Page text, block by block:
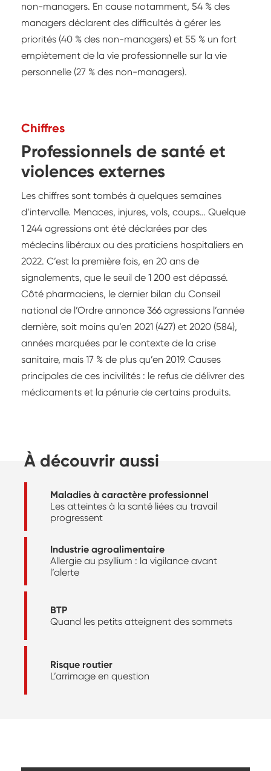
non-managers. En cause notamment, 54 % des
managers déclarent des difficultés à gérer les
priorités (40 % des non-managers) et 55 % un fort
empiètement de la vie professionnelle sur la vie
personnelle (27 % des non-managers).
Chiffres
Professionnels de santé et
violences externes
Les chiffres sont tombés à quelques semaines
d’intervalle. Menaces, injures, vols, coups… Quelque
1 244 agressions ont été déclarées par des
médecins libéraux ou des praticiens hospitaliers en
2022. C’est la première fois, en 20 ans de
signalements, que le seuil de 1 200 est dépassé.
Côté pharmaciens, le dernier bilan du Conseil
national de l’Ordre annonce 366 agressions l’année
dernière, soit moins qu’en 2021 (427) et 2020 (584),
années marquées par le contexte de la crise
sanitaire, mais 17 % de plus qu’en 2019. Causes
principales de ces incivilités : le refus de délivrer des
médicaments et la pénurie de certains produits.
À découvrir aussi
Maladies à caractère professionnel
Les atteintes à la santé liées au travail
progressent
Industrie agroalimentaire
Allergie au psyllium : la vigilance avant
l’alerte
BTP
Quand les petits atteignent des sommets
Risque routier
L’arrimage en question